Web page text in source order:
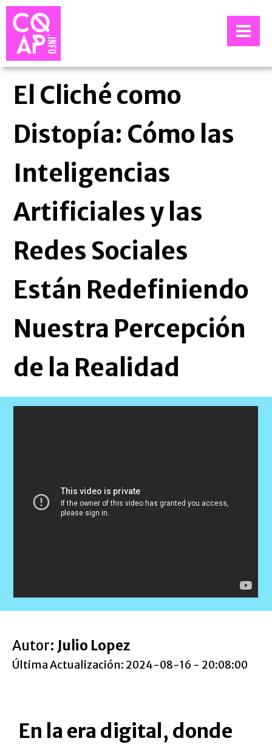
El Cliché como
Distopía: Cómo las
Inteligencias
Artificiales y las
Redes Sociales
Están Redefiniendo
Nuestra Percepción
de la Realidad
Autor: Julio Lopez
Última Actualización: 2024-08-16 - 20:08:00
En la era digital, donde